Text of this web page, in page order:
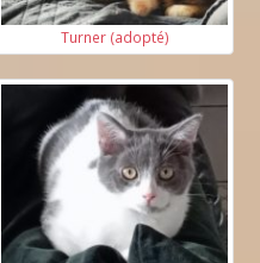
Turner (adopté)